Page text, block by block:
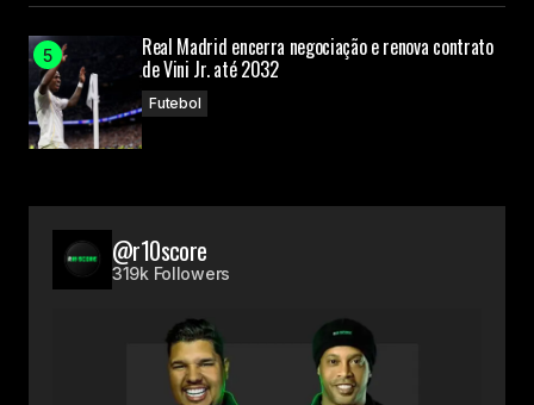
Real Madrid encerra negociação e renova contrato
de Vini Jr. até 2032
Futebol
@r10score
319k Followers